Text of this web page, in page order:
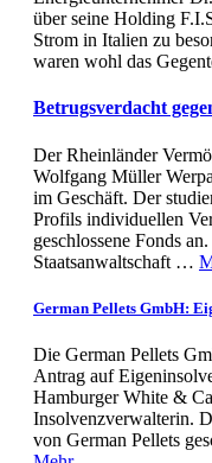
über seine Holding
Strom in Italien zu
waren wohl das
Betrugsverdacht
Der Rheinländer
Wolfgang Müller
im Geschäft. Der
Profils individuellen
geschlossene Fonds
Staatsanwaltschaft …
German Pellets GmbH:
Die German Pellets
Antrag auf
Hamburger White &
Insolvenzverwalterin.
von German Pellets